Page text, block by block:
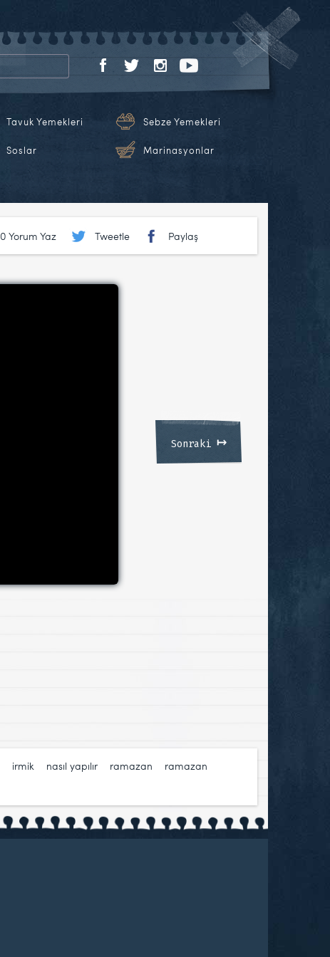
Tavuk Yemekleri Sebze Yemekleri
Soslar Marinasyonlar
0 Yorum Yaz Tweetle Paylaş
Sonraki ↦
irmik nasıl yapılır ramazan
ramazan